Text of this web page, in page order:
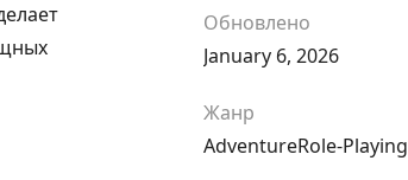
Обновлено
January 6, 2026
Жанр
AdventureRole-Playing